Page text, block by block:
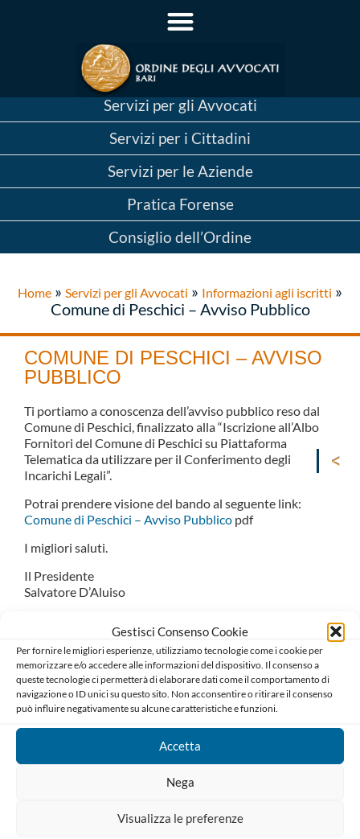
Gestisci Consenso Cookie
Per fornire le migliori esperienze, utilizziamo tecnologie come i cookie per
memorizzare e/o accedere alle informazioni del dispositivo. Il consenso a
queste tecnologie ci permetterà di elaborare dati come il comportamento di
navigazione o ID unici su questo sito. Non acconsentire o ritirare il consenso
può influire negativamente su alcune caratteristiche e funzioni.
Accetta
Nega
Visualizza le preferenze
Servizi per gli Avvocati
Servizi per i Cittadini
Servizi per le Aziende
Pratica Forense
Consiglio dell’Ordine
Home » Servizi per gli Avvocati » Informazioni agli iscritti »
Comune di Peschici – Avviso Pubblico
COMUNE DI PESCHICI – AVVISO
PUBBLICO
Ti portiamo a conoscenza dell’avviso pubblico reso dal
Comune di Peschici, finalizzato alla “Iscrizione all’Albo
Fornitori del Comune di Peschici su Piattaforma
Telematica da utilizzare per il Conferimento degli
Incarichi Legali”.
Potrai prendere visione del bando al seguente link:
Comune di Peschici – Avviso Pubblico pdf
I migliori saluti.
Il Presidente
Salvatore D’Aluiso